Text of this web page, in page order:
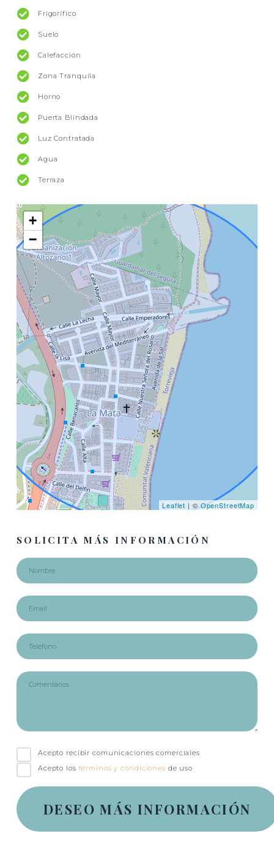
Frigorífico
Suelo
Calefacción
Zona Tranquila
Horno
Puerta Blindada
Luz Contratada
Agua
Terraza
+
−
Leaflet | ©OpenStreetMap
SOLICITA MÁS INFORMACIÓN
Acepto recibir comunicaciones comerciales
Acepto los términos y condiciones de uso